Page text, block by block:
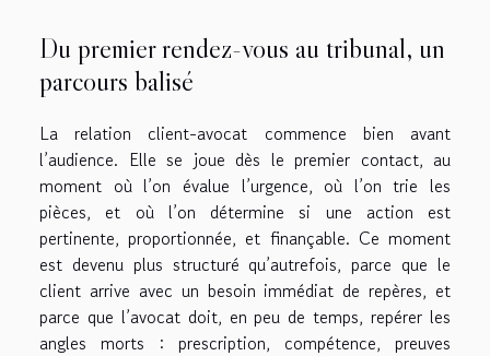
Du premier rendez-vous au tribunal, un
parcours balisé
La relation client-avocat commence bien avant
l’audience. Elle se joue dès le premier contact, au
moment où l’on évalue l’urgence, où l’on trie les
pièces, et où l’on détermine si une action est
pertinente, proportionnée, et finançable. Ce moment
est devenu plus structuré qu’autrefois, parce que le
client arrive avec un besoin immédiat de repères, et
parce que l’avocat doit, en peu de temps, repérer les
angles morts : prescription, compétence, preuves